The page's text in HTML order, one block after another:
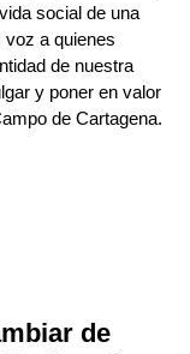
social de una
voz a quienes
de nuestra
y poner en valor
de Cartagena.
de